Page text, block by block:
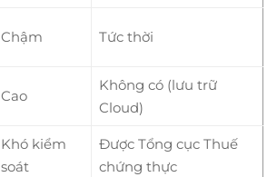
Chậm Tức thời
Cao
Không có (lưu trữ
Cloud)
Khó kiểm
soát
Được Tổng cục Thuế
chứng thực